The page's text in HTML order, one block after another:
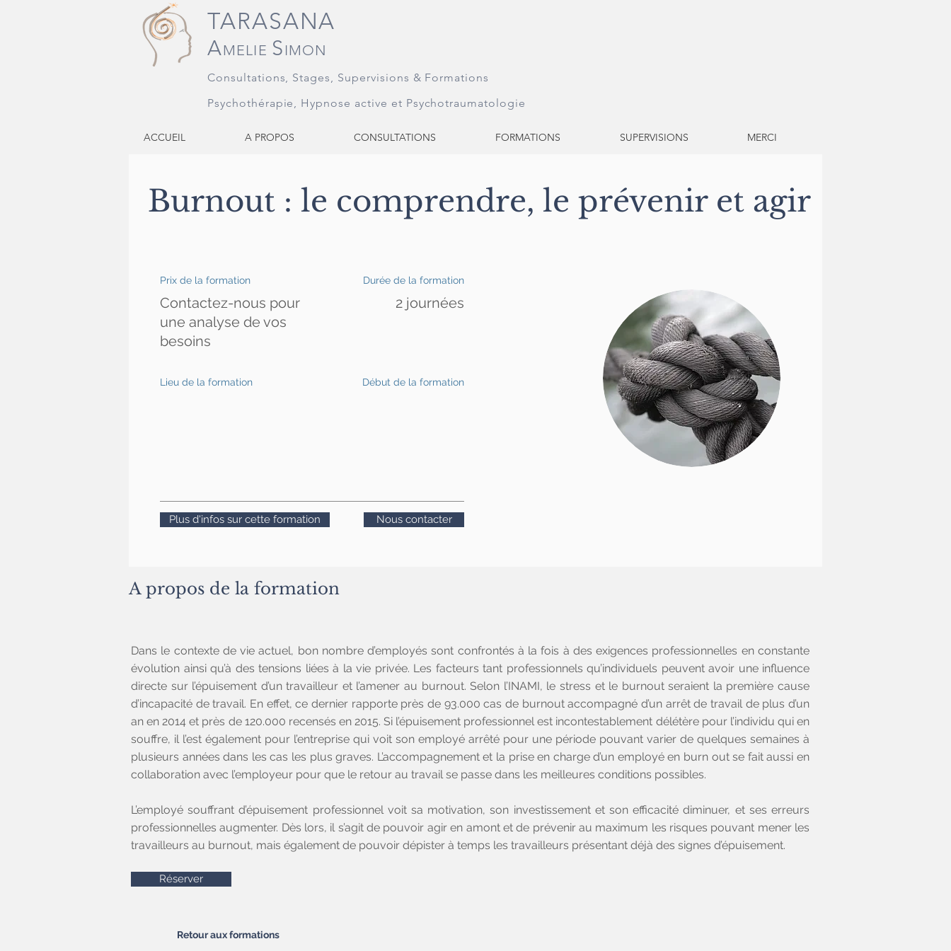
TARASANA
AMELIE S IMON
Consultations, Stages, Supervisions & Formations
Psychothérapie, Hypnose active et Psychotraumatologie
ACCUEIL A PROPOS CONSULTATIONS FORMATIONS SUPERVISIONS MERCI
Burnout : le comprendre, le prévenir et agir
Prix de la formation Durée de la formation
Contactez-nous pour
une analyse de vos
besoins
2 journées
Lieu de la formation Début de la formation
Plus d'infos sur cette formation Nous contacter
A propos de la formation
Dans le contexte de vie actuel, bon nombre d’employés sont confrontés à la fois à des exigences professionnelles en constante
évolution ainsi qu’à des tensions liées à la vie privée. Les facteurs tant professionnels qu’individuels peuvent avoir une influence
directe sur l’épuisement d’un travailleur et l’amener au burnout. Selon l’INAMI, le stress et le burnout seraient la première cause
d’incapacité de travail. En effet, ce dernier rapporte près de 93.000 cas de burnout accompagné d’un arrêt de travail de plus d’un
an en 2014 et près de 120.000 recensés en 2015. Si l’épuisement professionnel est incontestablement délétère pour l’individu qui en
souffre, il l’est également pour l’entreprise qui voit son employé arrêté pour une période pouvant varier de quelques semaines à
plusieurs années dans les cas les plus graves. L’accompagnement et la prise en charge d’un employé en burn out se fait aussi en
collaboration avec l’employeur pour que le retour au travail se passe dans les meilleures conditions possibles.
L’employé souffrant d’épuisement professionnel voit sa motivation, son investissement et son efficacité diminuer, et ses erreurs
professionnelles augmenter. Dès lors, il s’agit de pouvoir agir en amont et de prévenir au maximum les risques pouvant mener les
travailleurs au burnout, mais également de pouvoir dépister à temps les travailleurs présentant déjà des signes d’épuisement.
Réserver
Retour aux formations